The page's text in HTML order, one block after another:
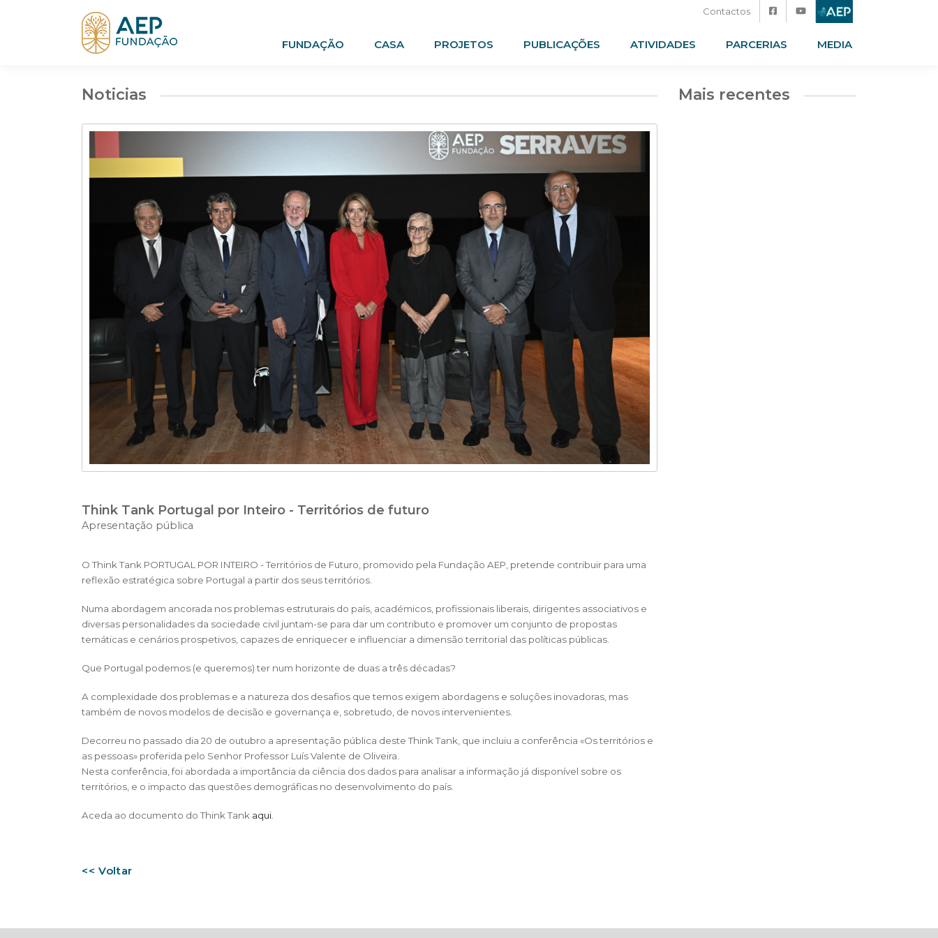
Contactos
FUNDAÇÃO CASA PROJETOS PUBLICAÇÕES ATIVIDADES PARCERIAS MEDIA
Noticias
Think Tank Portugal por Inteiro - Territórios de futuro
Apresentação pública
O Think Tank PORTUGAL POR INTEIRO - Territórios de Futuro, promovido pela Fundação AEP, pretende contribuir para uma
reflexão estratégica sobre Portugal a partir dos seus territórios.
Numa abordagem ancorada nos problemas estruturais do país, académicos, profissionais liberais, dirigentes associativos e
diversas personalidades da sociedade civil juntam-se para dar um contributo e promover um conjunto de propostas
temáticas e cenários prospetivos, capazes de enriquecer e influenciar a dimensão territorial das políticas públicas.
Que Portugal podemos (e queremos) ter num horizonte de duas a três décadas?
A complexidade dos problemas e a natureza dos desafios que temos exigem abordagens e soluções inovadoras, mas
também de novos modelos de decisão e governança e, sobretudo, de novos intervenientes.
Decorreu no passado dia 20 de outubro a apresentação pública deste Think Tank, que incluiu a conferência «Os territórios e
as pessoas» proferida pelo Senhor Professor Luís Valente de Oliveira.
Nesta conferência, foi abordada a importância da ciência dos dados para analisar a informação já disponível sobre os
territórios, e o impacto das questões demográficas no desenvolvimento do país.
Aceda ao documento do Think Tank aqui.
<< Voltar
Mais recentes